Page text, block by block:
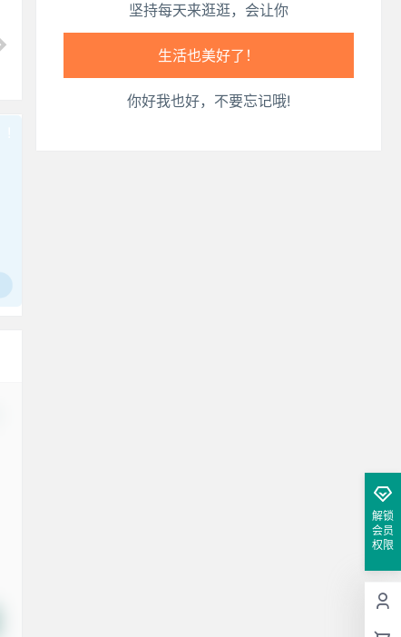
坚持每天来逛逛，会让你
腰也不酸了！
工作也轻松了！
你好我也好，不要忘记哦!
解锁
会员
权限